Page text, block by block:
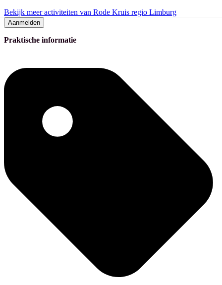
Bekijk meer activiteiten van Rode Kruis regio Limburg
Aanmelden
Praktische informatie